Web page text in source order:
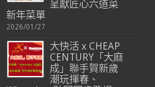
呈獻匠心六道菜
新年菜單
2026/01/27
大快活 x CHEAP
CENTURY「大麻
成」聯手賀新歲
潮玩揮春、